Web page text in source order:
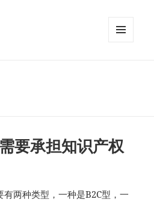
要承担知识产权
两种类型，一种是B2C型，一